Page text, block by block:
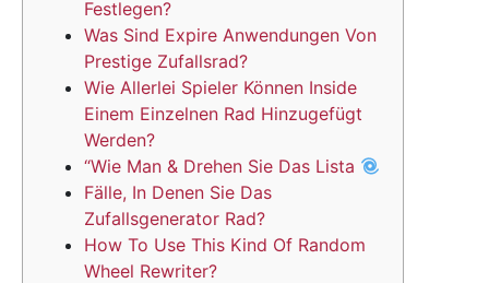
Festlegen?
Was Sind Expire Anwendungen Von
Prestige Zufallsrad?
Wie Allerlei Spieler Können Inside
Einem Einzelnen Rad Hinzugefügt
Werden?
“Wie Man & Drehen Sie Das Lista
Fälle, In Denen Sie Das
Zufallsgenerator Rad?
How To Use This Kind Of Random
Wheel Rewriter?